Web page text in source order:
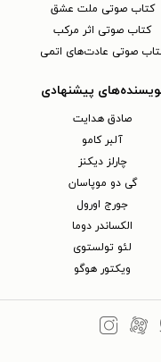
کتاب صوتی ملت عشق
کتاب صوتی اثر مرکب
صوتی عادت‌های اتمی
پیشنهادی
صادق هدایت
آلبر کامو
چارلز دیکنز
گی دو موپاسان
جورج اورول
الکساندر دوما
لئو تولستوی
ویکتور هوگو